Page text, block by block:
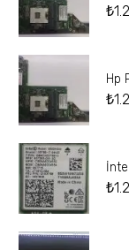
₺
Hp
₺
₺